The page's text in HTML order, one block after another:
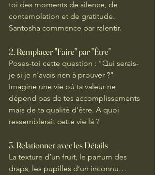
toi des moments de silence, de
contemplation et de gratitude.
Santosha commence par ralentir.
2. Remplacer "Faire" par "Être"
Poses-toi cette question : "Qui serais-
je si je n’avais rien à prouver ?"
Imagine une vie où ta valeur ne
dépend pas de tes accomplissements
mais de ta qualité d'être. A quoi
ressemblerait cette vie là ?
3. Relationner avec les Détails
La texture d’un fruit, le parfum des
draps, les pupilles d’un inconnu…